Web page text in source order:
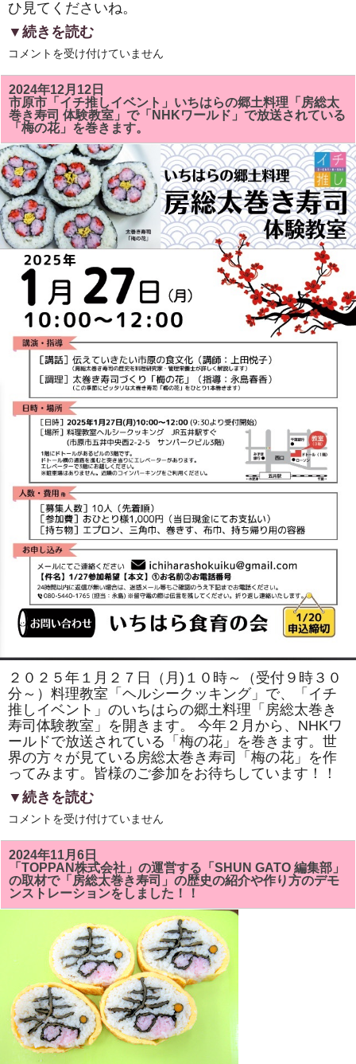
ひ見てくださいね。
▼続きを読む
２
２
５
年
新
年
明
け
ま
し
て
お
め
で
と
う
ご
ざ
コメントを受け付けていません
2024年12月12日
市原市「イチ推しイベント」いちはらの郷土料理「房総太
巻き寿司 体験教室」で「NHKワールド」で放送されている
「梅の花」を巻きます。
２０２５年１月２７日（月)１０時～（受付９時３０
分～）料理教室「ヘルシークッキング」で、「イチ
推しイベント」のいちはらの郷土料理「房総太巻き
寿司体験教室」を開きます。 今年２月から、NHKワ
ールドで放送されている「梅の花」を巻きます。世
界の方々が見ている房総太巻き寿司「梅の花」を作
ってみます。皆様のご参加をお待ちしています！！
▼続きを読む
市
市
「イ
チ
推
し
イ
ベ
は
郷
土
料
理
「房
コメントを受け付けていません
2024年11月6日
「TOPPAN株式会社」の運営する「SHUN GATO 編集部」
の取材で「房総太巻き寿司」の歴史の紹介や作り方のデモ
ンストレーションをしました！！